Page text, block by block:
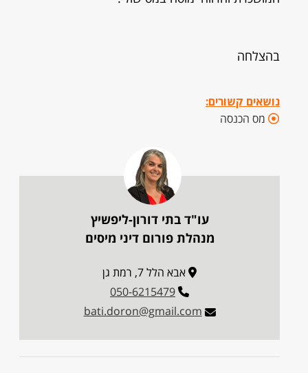
בהצלחה
נושאים קשורים:
מס הכנסה
עו"ד בתי דורון-ליפשיץ
מנהלת פורום דיני מיסים
אבא הלל 7, רמת גן
050-6215479
bati.doron@gmail.com